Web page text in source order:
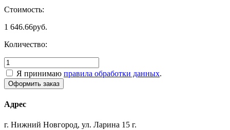
Стоимость:
1 646.66руб.
Количество:
Я принимаю правила обработки данных.
Адрес
г. Нижний Новгород, ул. Ларина 15 г.